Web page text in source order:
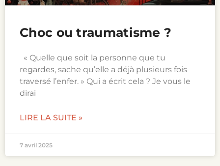
Choc ou traumatisme ?
« Quelle que soit la personne que tu
regardes, sache qu’elle a déjà plusieurs fois
traversé l’enfer. » Qui a écrit cela ? Je vous le
dirai
LIRE LA SUITE »
7 avril 2025